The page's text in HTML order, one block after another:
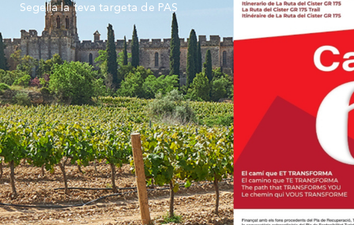
Segella la teva targeta de PAS